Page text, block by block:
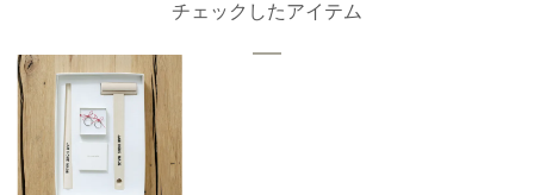
チェックしたアイテム